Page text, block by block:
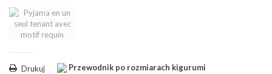
Przewodnik po rozmiarach kigurumi
Drukuj